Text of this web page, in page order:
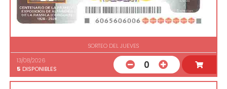
SORTEO DEL JUEVES
13/08/2026
5 DISPONIBLES 0